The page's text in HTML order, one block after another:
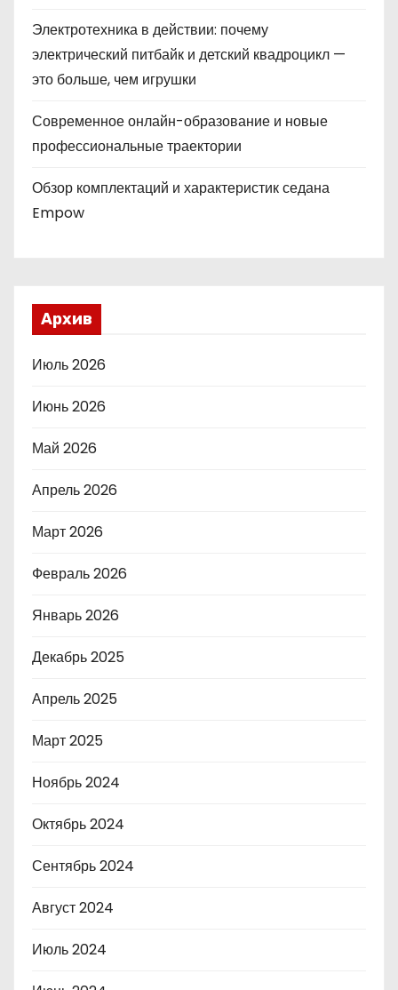
Электротехника в действии: почему
электрический питбайк и детский квадроцикл —
это больше, чем игрушки
Современное онлайн-образование и новые
профессиональные траектории
Обзор комплектаций и характеристик седана
Empow
Архив
Июль 2026
Июнь 2026
Май 2026
Апрель 2026
Март 2026
Февраль 2026
Январь 2026
Декабрь 2025
Апрель 2025
Март 2025
Ноябрь 2024
Октябрь 2024
Сентябрь 2024
Август 2024
Июль 2024